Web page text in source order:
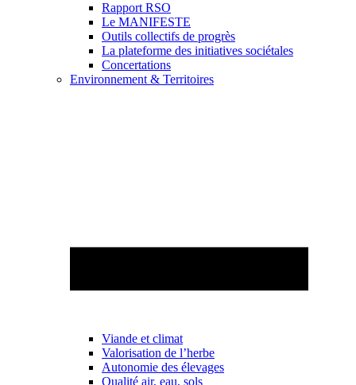
Rapport RSO
Le MANIFESTE
Outils collectifs de progrès
La plateforme des initiatives sociétales
Concertations
Environnement & Territoires
Viande et climat
Valorisation de l’herbe
Autonomie des élevages
Qualité air, eau, sols